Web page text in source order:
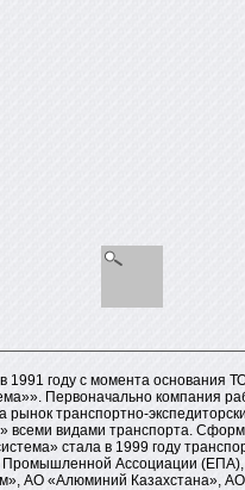
1991 году с момента основания
Первоначально компания
транспортно-
всеми видами транспорта.
стала в 1999 году
Промышленной Ассоциации (ЕПА),
АО «Алюминий Казахстана»,